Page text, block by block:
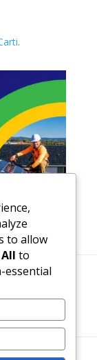
.
to allow
to
essential